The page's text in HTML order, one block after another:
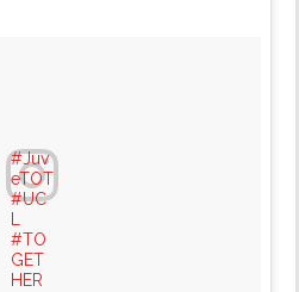
‪#Juv
eTOT
#UC
#TO
GET
HER ‬